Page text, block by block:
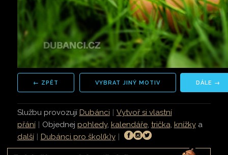
VYBRAT JINÝ MOTIV
Službu provozují Dubánci | Vytvoř si vlastní
přání | Objednej pohledy, kalendáře, trička, knížkya
další | Dubánci pro škol(k)y |